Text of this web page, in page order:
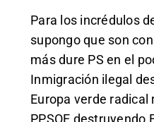
Para los incrédulos
supongo que son
más dure PS en el
Inmigración ilegal
Europa verde
PPSOE destruyendo